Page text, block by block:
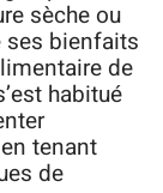
sèche ou
ses bienfaits
de
habitué
tenant
de